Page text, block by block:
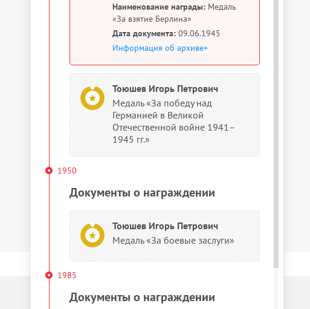
Наименование награды: Медаль
«За взятие Берлина»
Дата документа: 09.06.1945
Информация об архиве+
Тоюшев Игорь Петрович
Медаль «За победу над
Германией в Великой
Отечественной войне 1941–
1945 гг.»
1950
Документы о награждении
Тоюшев Игорь Петрович
Медаль «За боевые заслуги»
1985
Документы о награждении